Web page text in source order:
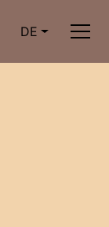
DE